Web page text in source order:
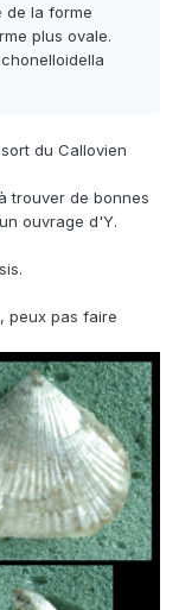
de la forme
plus ovale.
du Callovien
trouver de bonnes
ouvrage d'Y.
peux pas faire